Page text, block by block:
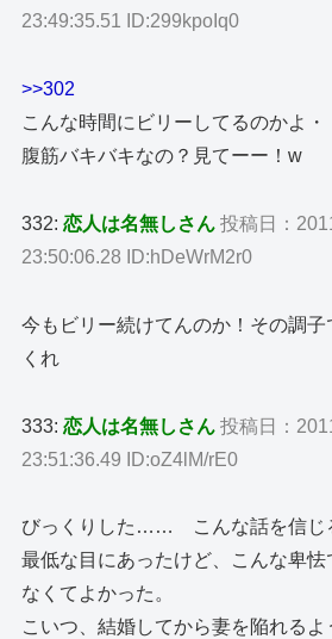
23:49:35.51 ID:299kpoIq0
>>302
こんな時間にビリーしてるのかよ
腹筋バキバキなの？見てーー！w
332:恋人は名無しさん 投稿日：
23:50:06.28 ID:hDeWrM2r0
今もビリー続けてんのか！その調子
くれ
333:恋人は名無しさん 投稿日：
23:51:36.49 ID:oZ4lM/rE0
びっくりした…… こんな話を信じ
最低な目にあったけど、こんな卑怯
なくてよかった。
こいつ、結婚してから妻を陥れる